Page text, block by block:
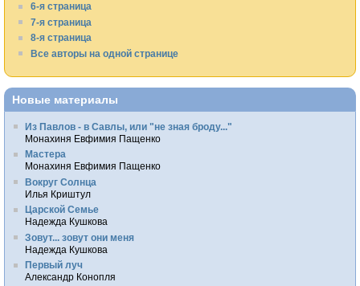
6-я страница
7-я страница
8-я страница
Все авторы на одной странице
Новые материалы
Из Павлов - в Савлы, или "не зная броду..."
Монахиня Евфимия Пащенко
Мастера
Монахиня Евфимия Пащенко
Вокруг Солнца
Илья Криштул
Царской Семье
Надежда Кушкова
Зовут... зовут они меня
Надежда Кушкова
Первый луч
Александр Конопля